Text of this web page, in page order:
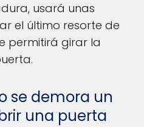
usará unas
el último resorte de
permitirá girar la
se demora un
una puerta